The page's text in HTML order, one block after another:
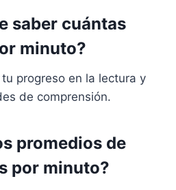
saber cuántas
minuto?
progreso en la lectura y
de comprensión.
promedios de
por minuto?